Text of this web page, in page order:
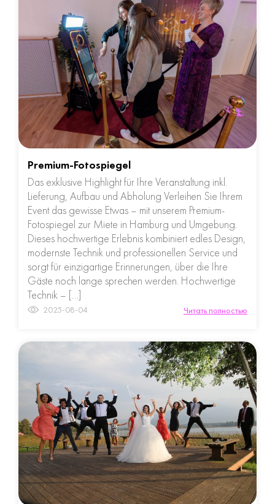
Premium-Fotospiegel
Das exklusive Highlight für Ihre Veranstaltung inkl.
Lieferung, Aufbau und Abholung Verleihen Sie Ihrem
Event das gewisse Etwas – mit unserem Premium-
Fotospiegel zur Miete in Hamburg und Umgebung.
Dieses hochwertige Erlebnis kombiniert edles Design,
modernste Technik und professionellen Service und
sorgt für einzigartige Erinnerungen, über die Ihre
Gäste noch lange sprechen werden. Hochwertige
Technik – […]
2025-08-04 Читать полностью